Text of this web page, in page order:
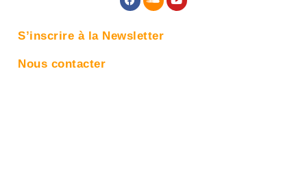
S’inscrire à la Newsletter
Nous contacter